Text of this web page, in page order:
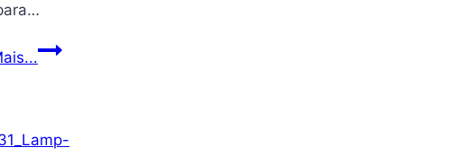
(9072)
Capa
instantânea